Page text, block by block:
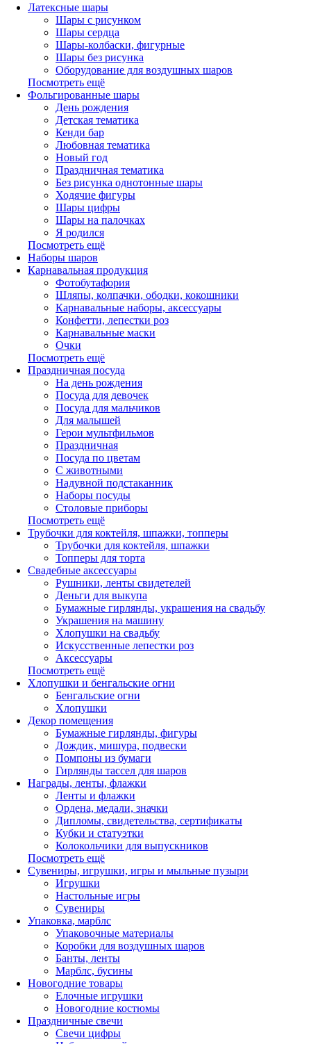
Латексные шары
Шары с рисунком
Шары сердца
Шары-колбаски, фигурные
Шары без рисунка
Оборудование для воздушных шаров
Посмотреть ещё
Фольгированные шары
День рождения
Детская тематика
Кенди бар
Любовная тематика
Новый год
Праздничная тематика
Без рисунка однотонные шары
Ходячие фигуры
Шары цифры
Шары на палочках
Я родился
Посмотреть ещё
Наборы шаров
Карнавальная продукция
Фотобутафория
Шляпы, колпачки, ободки, кокошники
Карнавальные наборы, аксессуары
Конфетти, лепестки роз
Карнавальные маски
Очки
Посмотреть ещё
Праздничная посуда
На день рождения
Посуда для девочек
Посуда для мальчиков
Для малышей
Герои мультфильмов
Праздничная
Посуда по цветам
С животными
Надувной подстаканник
Наборы посуды
Столовые приборы
Посмотреть ещё
Трубочки для коктейля, шпажки, топперы
Трубочки для коктейля, шпажки
Топперы для торта
Свадебные аксессуары
Рушники, ленты свидетелей
Деньги для выкупа
Бумажные гирлянды, украшения на свадьбу
Украшения на машину
Хлопушки на свадьбу
Искусственные лепестки роз
Аксессуары
Посмотреть ещё
Хлопушки и бенгальские огни
Бенгальские огни
Хлопушки
Декор помещения
Бумажные гирлянды, фигуры
Дождик, мишура, подвески
Помпоны из бумаги
Гирлянды тассел для шаров
Награды, ленты, флажки
Ленты и флажки
Ордена, медали, значки
Дипломы, свидетельства, сертификаты
Кубки и статуэтки
Колокольчики для выпускников
Посмотреть ещё
Сувениры, игрушки, игры и мыльные пузыри
Игрушки
Настольные игры
Сувениры
Упаковка, марблс
Упаковочные материалы
Коробки для воздушных шаров
Банты, ленты
Марблс, бусины
Новогодние товары
Елочные игрушки
Новогодние костюмы
Праздничные свечи
Свечи цифры